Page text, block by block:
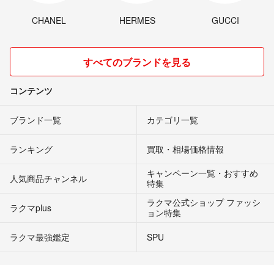
CHANEL HERMES GUCCI
すべてのブランドを見る
コンテンツ
ブランド一覧 カテゴリ一覧
ランキング 買取・相場価格情報
人気商品チャンネル
キャンペーン一覧・おすすめ
特集
ラクマplus
ラクマ公式ショップ ファッシ
ョン特集
ラクマ最強鑑定
SPU